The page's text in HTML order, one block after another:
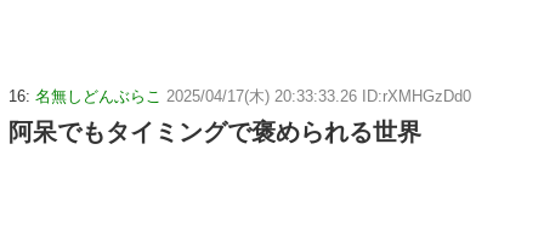
16: 名無しどんぶらこ 2025/04/17(木) 20:33:33.26 ID:rXMHGzDd0
阿呆でもタイミングで褒められる世界